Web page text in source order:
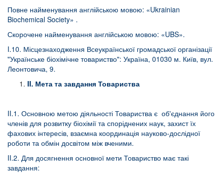
Повне найменування англійською мовою: «Ukrainian
Biochemical Society» .
Скорочене найменування англійською мовою: «UBS».
I.10. Місцезнаходження Всеукраїнської громадської організації
"Українське біохімічне товариство": Україна, 01030 м. Київ, вул.
Леонтовича, 9.
II. Мета та завдання Товариства
II.1. Основною метою діяльності Товариства є об'єднання його
членів для розвитку біохімії та споріднених наук, захист їх
фахових інтересів, взаємна координація науково-дослідної
роботи та обмін досвітом між вченими.
II.2. Для досягнення основної мети Товариство має такі
завдання: